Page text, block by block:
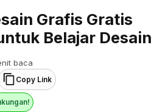
Grafis Gratis
Belajar Desain
baca
Copy Link